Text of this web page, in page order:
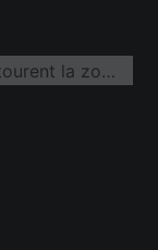
Les zones forestières et les bois entourent la zone d'habitation du village dans Rotensol